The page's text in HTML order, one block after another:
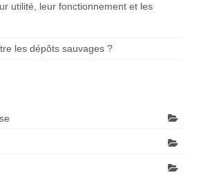
utilité, leur fonctionnement et les
les dépôts sauvages ?